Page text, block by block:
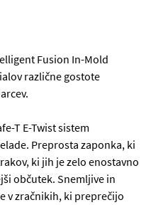
Fusion In-Mold
različne gostote
T E-Twist sistem
Preprosta zaponka, ki
ki jih je zelo enostavno
občutek. Snemljive in
v zračnikih, ki preprečijo